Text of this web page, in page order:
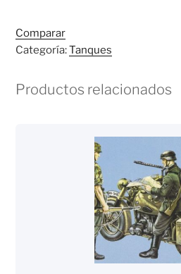
cantidad
Comparar
Categoría:Tanques
Productos relacionados